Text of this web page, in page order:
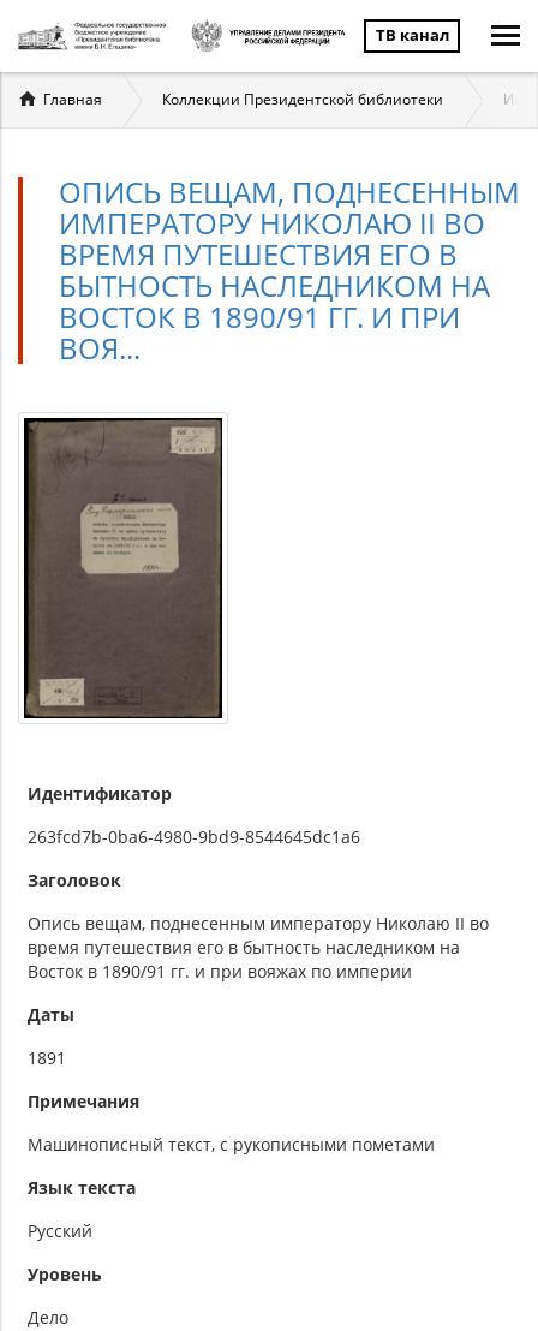
ТВ канал
Вы
здесь
Главная Коллекции Президентской библиотеки
ОПИСЬ ВЕЩАМ, ПОДНЕСЕННЫМ
ИМПЕРАТОРУ НИКОЛАЮ II ВО
ВРЕМЯ ПУТЕШЕСТВИЯ ЕГО В
БЫТНОСТЬ НАСЛЕДНИКОМ НА
ВОСТОК В 1890/91 ГГ. И ПРИ
ВОЯ...
Идентификатор
263fcd7b-0ba6-4980-9bd9-8544645dc1a6
Заголовок
Опись вещам, поднесенным императору Николаю II во
время путешествия его в бытность наследником на
Восток в 1890/91 гг. и при вояжах по империи
Даты
1891
Примечания
Машинописный текст, с рукописными пометами
Язык текста
Русский
Уровень
Дело